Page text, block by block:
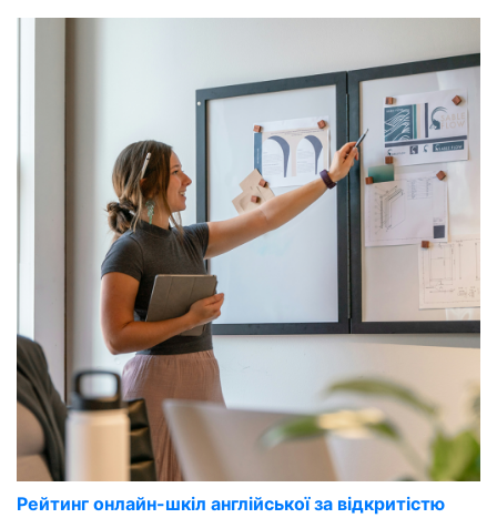
Рейтинг онлайн-шкіл англійської за відкритістю